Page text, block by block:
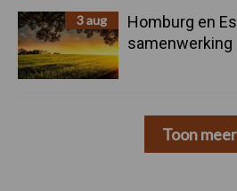
3 aug
Homburg en
samenwerking
Toon meer